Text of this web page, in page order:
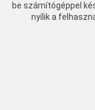
be számítógéppel
nyílik a